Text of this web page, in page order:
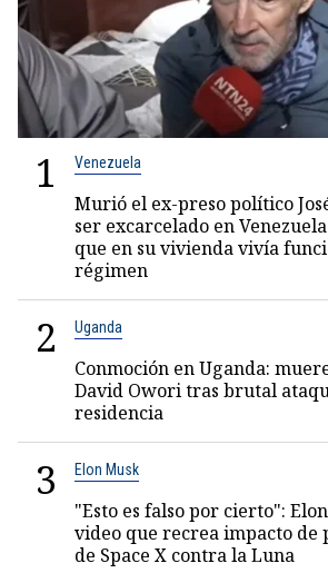
1 Venezuela
Murió el ex-preso político
ser excarcelado en
que en su vivienda vivía
régimen
2 Uganda
Conmoción en Uganda:
David Owori tras brutal
residencia
3 Elon Musk
"Esto es falso por cierto":
video que recrea impacto de
de Space X contra la Luna